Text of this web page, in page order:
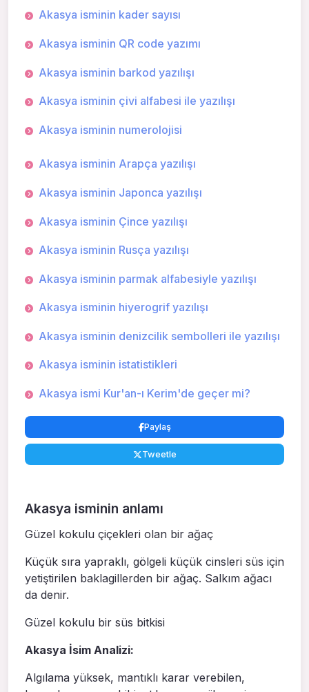
Akasya isminin kader sayısı
Akasya isminin QR code yazımı
Akasya isminin barkod yazılışı
Akasya isminin çivi alfabesi ile yazılışı
Akasya isminin numerolojisi
Akasya isminin Arapça yazılışı
Akasya isminin Japonca yazılışı
Akasya isminin Çince yazılışı
Akasya isminin Rusça yazılışı
Akasya isminin parmak alfabesiyle yazılışı
Akasya isminin hiyerogrif yazılışı
Akasya isminin denizcilik sembolleri ile yazılışı
Akasya isminin istatistikleri
Akasya ismi Kur'an-ı Kerim'de geçer mi?
Paylaş
Tweetle
Akasya isminin anlamı
Güzel kokulu çiçekleri olan bir ağaç
Küçük sıra yapraklı, gölgeli küçük cinsleri süs için
yetiştirilen baklagillerden bir ağaç. Salkım ağacı
da denir.
Güzel kokulu bir süs bitkisi
Akasya İsim Analizi:
Algılama yüksek, mantıklı karar verebilen,